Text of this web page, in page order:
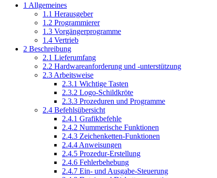
1 Allgemeines
1.1 Herausgeber
1.2 Programmierer
1.3 Vorgängerprogramme
1.4 Vertrieb
2 Beschreibung
2.1 Lieferumfang
2.2 Hardwareanforderung und -unterstützung
2.3 Arbeitsweise
2.3.1 Wichtige Tasten
2.3.2 Logo-Schildkröte
2.3.3 Prozeduren und Programme
2.4 Befehlsübersicht
2.4.1 Grafikbefehle
2.4.2 Nummerische Funktionen
2.4.3 Zeichenketten-Funktionen
2.4.4 Anweisungen
2.4.5 Prozedur-Erstellung
2.4.6 Fehlerbehebung
2.4.7 Ein- und Ausgabe-Steuerung